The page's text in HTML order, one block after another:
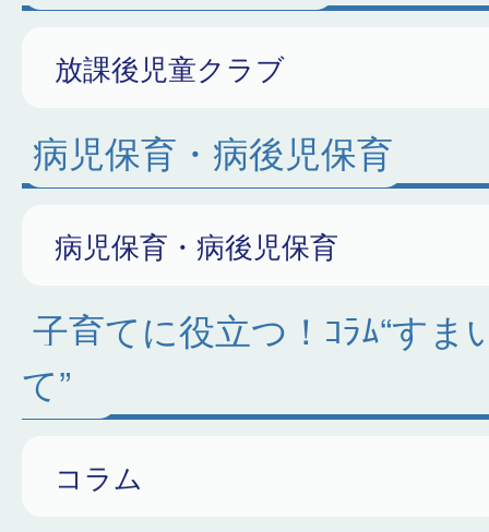
放課後児童クラブ
病児保育・病後児保育
病児保育・病後児保育
子育てに役立つ！ｺﾗﾑ“すま
て”
コラム